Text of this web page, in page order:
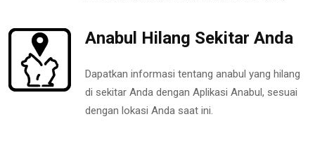
Anabul Hilang Sekitar Anda
Dapatkan informasi tentang anabul yang hilang
di sekitar Anda dengan Aplikasi Anabul, sesuai
dengan lokasi Anda saat ini.